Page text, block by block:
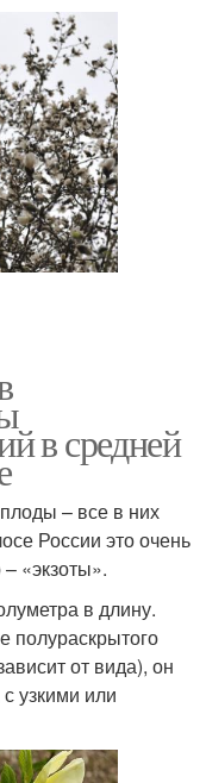
в средней
– все в них
России это очень
«экзоты».
в длину.
полураскрытого
от вида), он
узкими или